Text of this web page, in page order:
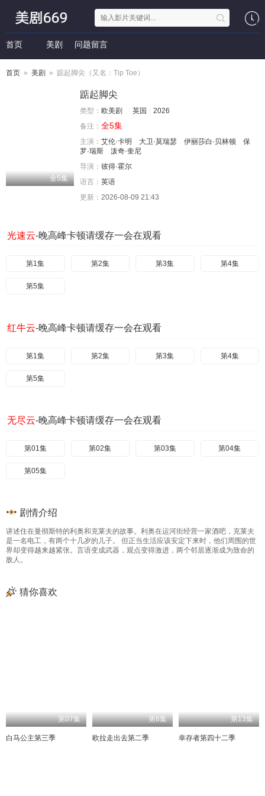
首页 美剧 问题留言
首页 » 美剧 » 踮起脚尖（又名：Tip Toe）
全5集
踮起脚尖
类型： 欧美剧 英国
2026
备注： 全5集
主演： 艾伦·卡明 大卫·莫瑞瑟 伊丽莎白·贝林顿
保
罗·瑞斯
泼奇·奎尼
导演： 彼得·霍尔
语言： 英语
更新： 2026-08-09 21:43
光速云-晚高峰卡顿请缓存一会在观看
第1集 第2集 第3集 第4集
第5集
红牛云-晚高峰卡顿请缓存一会在观看
第1集 第2集 第3集 第4集
第5集
无尽云-晚高峰卡顿请缓存一会在观看
第01集 第02集 第03集 第04集
第05集
剧情介绍
讲述住在曼彻斯特的利奥和克莱夫的故事。利奥在运河街经营一家酒吧，克莱夫
是一名电工，有两个十几岁的儿子。 但正当生活应该安定下来时，他们周围的世
界却变得越来越紧张。言语变成武器，观点变得激进，两个邻居逐渐成为致命的
敌人。
猜你喜欢
第07集
白马公主第三季
第6集
欧拉走出去第二季
第13集
幸存者第四十二季